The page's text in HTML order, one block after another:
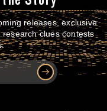
releases, exclusive
clues contests